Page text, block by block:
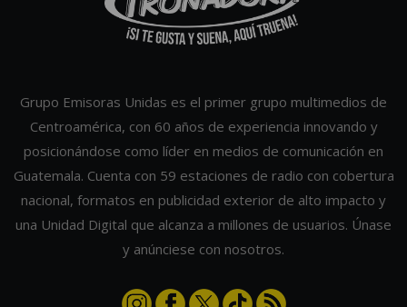
Grupo Emisoras Unidas es el primer grupo multimedios de
Centroamérica, con 60 años de experiencia innovando y
posicionándose como líder en medios de comunicación en
Guatemala. Cuenta con 59 estaciones de radio con cobertura
nacional, formatos en publicidad exterior de alto impacto y
una Unidad Digital que alcanza a millones de usuarios. Únase
y anúnciese con nosotros.